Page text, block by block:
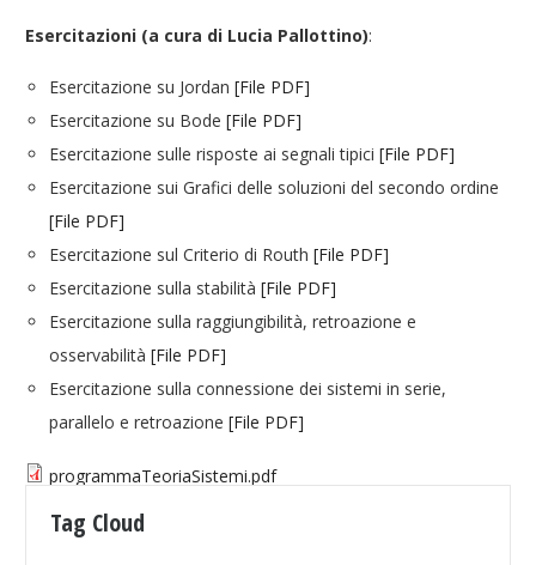
Esercitazioni (a cura di Lucia Pallottino):
Esercitazione su Jordan [File PDF]
Esercitazione su Bode [File PDF]
Esercitazione sulle risposte ai segnali tipici [File PDF]
Esercitazione sui Grafici delle soluzioni del secondo ordine
[File PDF]
Esercitazione sul Criterio di Routh [File PDF]
Esercitazione sulla stabilità [File PDF]
Esercitazione sulla raggiungibilità, retroazione e
osservabilità [File PDF]
Esercitazione sulla connessione dei sistemi in serie,
parallelo e retroazione [File PDF]
programmaTeoriaSistemi.pdf
Tag Cloud